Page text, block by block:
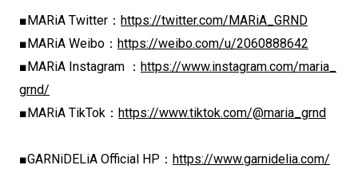
■MARiA Twitter： https://twitter.com/MARiA_GRND
■MARiA Weibo： https://weibo.com/u/2060888642
■MARiA Instagram ： https://www.instagram.com/maria_
grnd/
■MARiA TikTok： https://www.tiktok.com/@maria_grnd
■GARNiDELiA Official HP： https://www.garnidelia.com/